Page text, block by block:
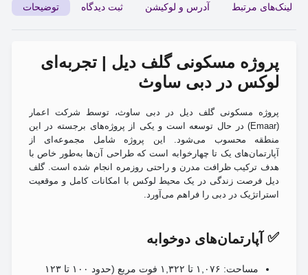
توضیحات ثبت دیدگاه آدرس و لوکیشن لینک‌های مرتبط
پروژه مسکونی گلف دیل | تجربه‌ای
لوکس در دبی ساوث
پروژه مسکونی گلف دیل در دبی ساوث، توسط شرکت اعمار
(Emaar) در حال توسعه است و یکی از پروژه‌های برجسته در این
منطقه محسوب می‌شود. این پروژه شامل مجموعه‌ای از
آپارتمان‌های یک تا چهارخوابه است که طراحی آن‌ها به‌طور خاص با
هدف ترکیب ظرافت مدرن و راحتی روزمره انجام شده است. گلف
دیل فرصت زندگی در یک محیط لوکس با امکانات کامل و موقعیت
استراتژیک در دبی را فراهم می‌آورد.
✅ آپارتمان‌های دوخوابه
مساحت: ۱,۰۷۶ تا ۱,۳۲۲ فوت مربع (حدود ۱۰۰ تا ۱۲۳